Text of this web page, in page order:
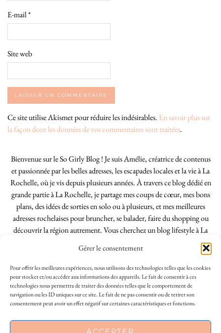
Gérer le consentement
Pour offrir les meilleures expériences, nous utilisons des technologies telles que les cookies
pour stocker et/ou accéder aux informations des appareils. Le fait de consentir à ces
technologies nous permettra de traiter des données telles que le comportement de
navigation ou les ID uniques sur ce site. Le fait de ne pas consentir ou de retirer son
consentement peut avoir un effet négatif sur certaines caractéristiques et fonctions.
ACCEPTER
E-mail*
Site web
Ce site utilise Akismet pour réduire les indésirables. En savoir plus sur
la façon dont les données de vos commentaires sont traitées.
Bienvenue sur le So Girly Blog ! Je suis Amélie, créatrice de contenus
et passionnée par les belles adresses, les escapades locales et la vie à La
Rochelle, où je vis depuis plusieurs années. À travers ce blog dédié en
grande partie à La Rochelle, je partage mes coups de cœur, mes bons
plans, des idées de sorties en solo ou à plusieurs, et mes meilleures
adresses rochelaises pour bruncher, se balader, faire du shopping ou
découvrir la région autrement. Vous cherchez un blog lifestyle à La
Rochelle, tenu par une locale ? Vous êtes au bon endroit. Que vous
soyez Rochelais·e ou de passage dans notre belle ville, j’espère que mes
articles vous aideront à profiter de La Rochelle comme un·e vrai·e
initié·e. !